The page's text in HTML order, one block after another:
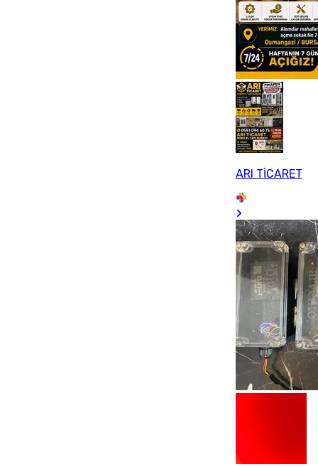
ARI TİCARET